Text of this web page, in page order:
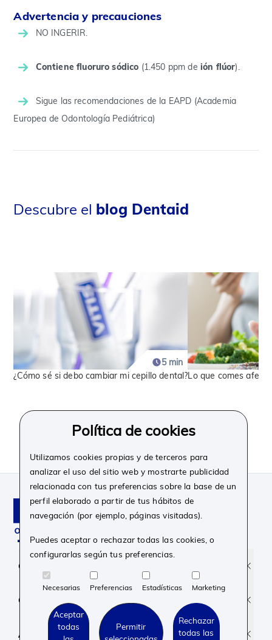
Advertencia y precauciones
NO INGERIR.
Contiene fluoruro sódico (1.450 ppm de ión flúor).
Sigue las recomendaciones de la EAPD (Academia
Europea de Odontología Pediátrica)
Descubre el blog Dentaid
5 min
¿Cómo sé si debo cambiar mi cepillo dental?Lo que comes
Ver todo
Facebook
Instagram
Linkedin
Youtube
Corporativo
Contacto y soporte
Aviso legal y Privacidad
Política de cookies
Utilizamos cookies propias y de terceros para
analizar el uso del sitio web y mostrarte publicidad
relacionada con tus preferencias sobre la base de un
perfil elaborado a partir de tus hábitos de
navegación (por ejemplo, páginas visitadas).
Puedes aceptar o rechazar todas las cookies, o
configurarlas según tus preferencias.
Necesarias Preferencias Estadísticas Marketing
Aceptar
todas
Permitir
Rechazar
todas las